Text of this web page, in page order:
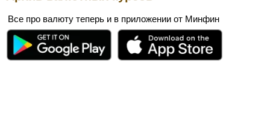
Все про валюту теперь и в приложении от Минфин